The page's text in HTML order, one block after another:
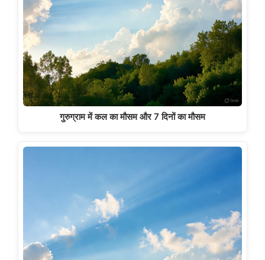
गुरुग्राम में कल का मौसम और 7 दिनों का मौसम